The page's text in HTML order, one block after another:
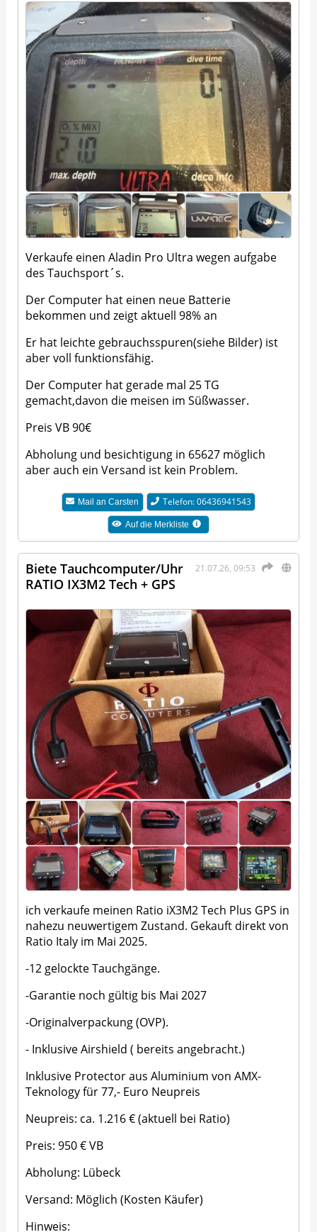
Verkaufe einen Aladin Pro Ultra wegen aufgabe
des Tauchsport´s.
Der Computer hat einen neue Batterie
bekommen und zeigt aktuell 98% an
Er hat leichte gebrauchsspuren(siehe Bilder) ist
aber voll funktionsfähig.
Der Computer hat gerade mal 25 TG
gemacht,davon die meisen im Süßwasser.
Preis VB 90€
Abholung und besichtigung in 65627 möglich
aber auch ein Versand ist kein Problem.
Mail anCarsten Telefon: 06436941543
Auf die Merkliste
21.07.26, 09:53
Biete Tauchcomputer/Uhr
RATIO IX3M2 Tech + GPS
ich verkaufe meinen Ratio iX3M2 Tech Plus GPS in
nahezu neuwertigem Zustand. Gekauft direkt von
Ratio Italy im Mai 2025.
-12 gelockte Tauchgänge.
-Garantie noch gültig bis Mai 2027
-Originalverpackung (OVP).
- Inklusive Airshield ( bereits angebracht.)
Inklusive Protector aus Aluminium von AMX-
Teknology für 77,- Euro Neupreis
Neupreis: ca. 1.216 € (aktuell bei Ratio)
Preis: 950 € VB
Abholung: Lübeck
Versand: Möglich (Kosten Käufer)
Hinweis: